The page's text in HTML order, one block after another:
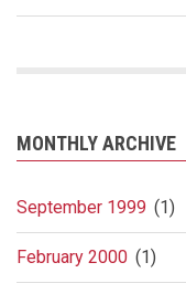
MONTHLY ARCHIVE
September 1999 (1)
February 2000 (1)